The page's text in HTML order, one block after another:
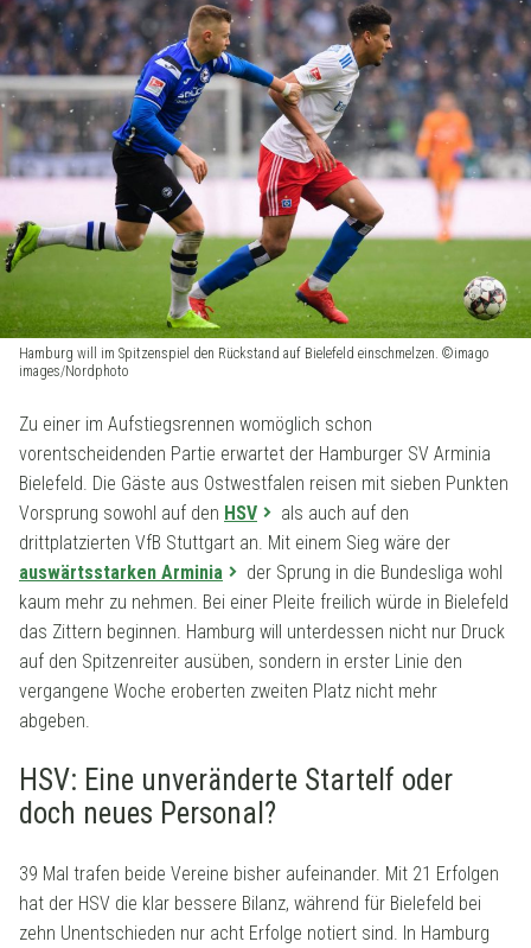
Hamburg will im Spitzenspiel den Rückstand auf Bielefeld einschmelzen. ©imago
images/Nordphoto
Zu einer im Aufstiegsrennen womöglich schon
vorentscheidenden Partie erwartet der Hamburger SV Arminia
Bielefeld. Die Gäste aus Ostwestfalen reisen mit sieben Punkten
Vorsprung sowohl auf den HSV
als auch auf den
drittplatzierten VfB Stuttgart an. Mit einem Sieg wäre der
auswärtsstarken Arminia
der Sprung in die Bundesliga wohl
kaum mehr zu nehmen. Bei einer Pleite freilich würde in Bielefeld
das Zittern beginnen. Hamburg will unterdessen nicht nur Druck
auf den Spitzenreiter ausüben, sondern in erster Linie den
vergangene Woche eroberten zweiten Platz nicht mehr
abgeben.
HSV: Eine unveränderte Startelf oder
doch neues Personal?
39 Mal trafen beide Vereine bisher aufeinander. Mit 21 Erfolgen
hat der HSV die klar bessere Bilanz, während für Bielefeld bei
zehn Unentschieden nur acht Erfolge notiert sind. In Hamburg